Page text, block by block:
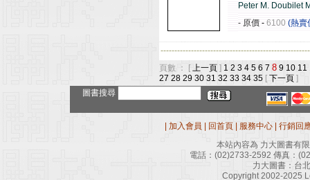
Peter M. Doubilet
- 原價 - 6100 (熱賣
頁數 ： [ 上一頁 ] 1 2 3 4 5 6 7 8 9 10 11
27 28 29 30 31 32 33 34 35 [ 下一頁 ]
圖書搜尋
加入會員 回首頁 服務中心
行銷回
本站內容為 力大圖書有
電話： (02)2733-2592 傳真：
力大圖書：台
Copyright 2002-2025